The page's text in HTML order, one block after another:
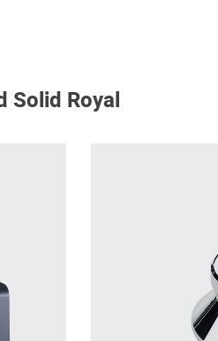
Solid Royal